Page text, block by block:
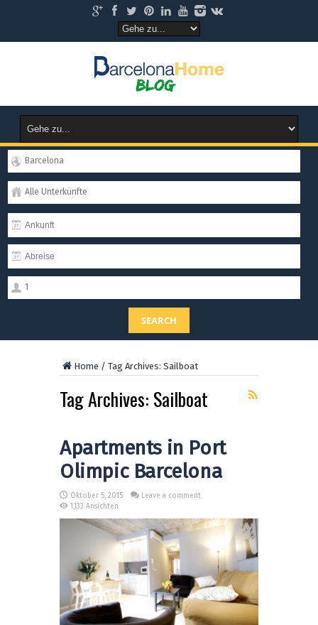
Barcelona
Alle Unterkünfte
1
SEARCH
Home / Tag Archives: Sailboat
Tag Archives: Sailboat
Apartments in Port
Olimpic Barcelona
Oktober 5, 2015
Leave a comment
1,133 Ansichten